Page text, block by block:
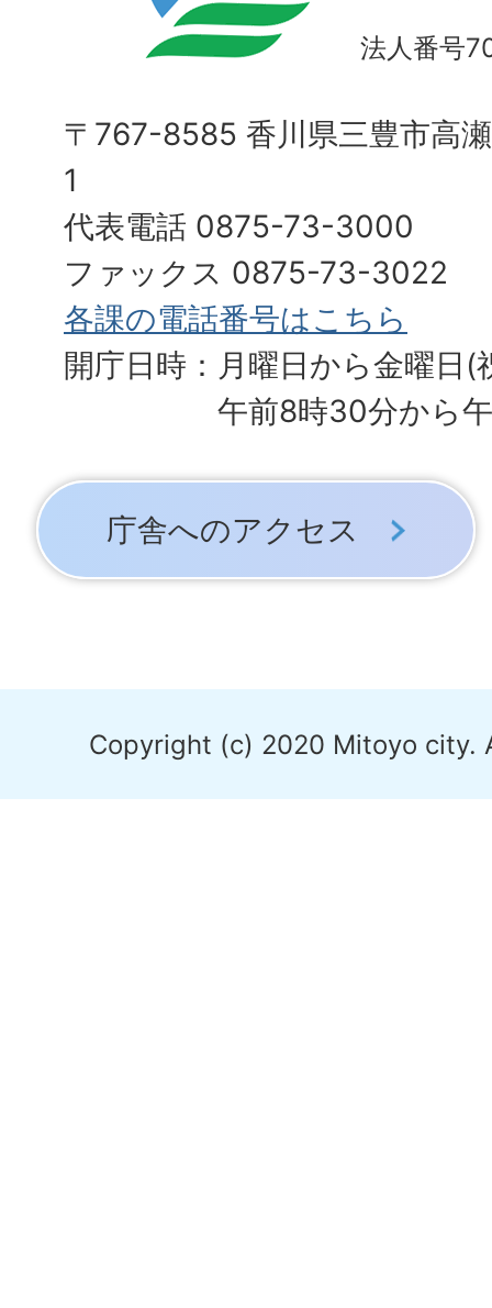
法人番号
〒767-8585 香川県三豊市高
1
代表電話 0875-73-3000
ファックス 0875-73-3022
各課の電話番号はこちら
開庁日時：月曜日から金曜日(
午前8時30分から
庁舎へのアクセス
Copyright (c) 2020 Mitoyo city.